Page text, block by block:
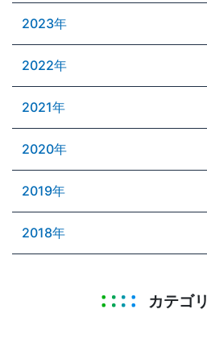
2023年
2022年
2021年
2020年
2019年
2018年
カテゴリ